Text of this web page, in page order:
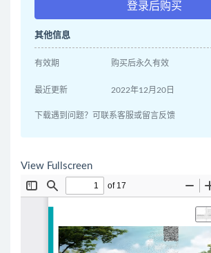
登录后购买
其他信息
有效期 购买后永久有效
最近更新 2022年12月20日
下载遇到问题？可联系客服或留言反馈
View Fullscreen